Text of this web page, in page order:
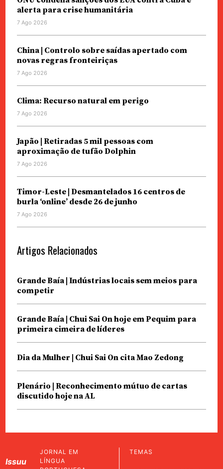
alerta para crise humanitária
7 Ago 2026
China | Controlo sobre saídas apertado com
novas regras fronteiriças
7 Ago 2026
Clima: Recurso natural em perigo
7 Ago 2026
Japão | Retiradas 5 mil pessoas com
aproximação de tufão Dolphin
7 Ago 2026
Timor-Leste | Desmantelados 16 centros de
burla ‘online’ desde 26 de junho
7 Ago 2026
Artigos Relacionados
Grande Baía | Indústrias locais sem meios para
competir
Grande Baía | Chui Sai On hoje em Pequim para
primeira cimeira de líderes
Dia da Mulher | Chui Sai On cita Mao Zedong
Plenário | Reconhecimento mútuo de cartas
discutido hoje na AL
Issuu
JORNAL EM
LÍNGUA
TEMAS